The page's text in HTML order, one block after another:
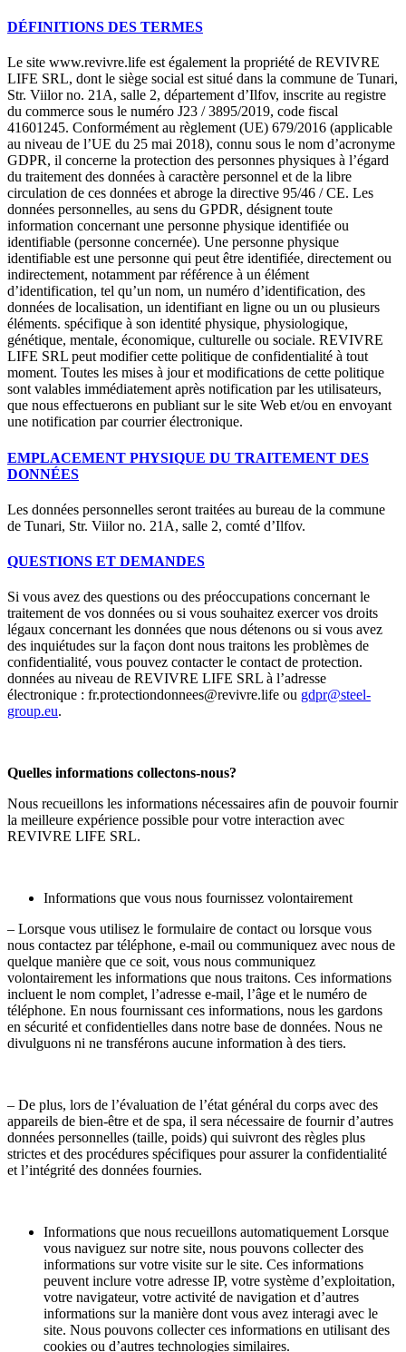
DÉFINITIONS DES TERMES
Le site www.revivre.life est également la propriété de REVIVRE
LIFE SRL, dont le siège social est situé dans la commune de Tunari,
Str. Viilor no. 21A, salle 2, département d’Ilfov, inscrite au registre
du commerce sous le numéro J23 / 3895/2019, code fiscal
41601245. Conformément au règlement (UE) 679/2016 (applicable
au niveau de l’UE du 25 mai 2018), connu sous le nom d’acronyme
GDPR, il concerne la protection des personnes physiques à l’égard
du traitement des données à caractère personnel et de la libre
circulation de ces données et abroge la directive 95/46 / CE. Les
données personnelles, au sens du GPDR, désignent toute
information concernant une personne physique identifiée ou
identifiable (personne concernée). Une personne physique
identifiable est une personne qui peut être identifiée, directement ou
indirectement, notamment par référence à un élément
d’identification, tel qu’un nom, un numéro d’identification, des
données de localisation, un identifiant en ligne ou un ou plusieurs
éléments. spécifique à son identité physique, physiologique,
génétique, mentale, économique, culturelle ou sociale. REVIVRE
LIFE SRL peut modifier cette politique de confidentialité à tout
moment. Toutes les mises à jour et modifications de cette politique
sont valables immédiatement après notification par les utilisateurs,
que nous effectuerons en publiant sur le site Web et/ou en envoyant
une notification par courrier électronique.
EMPLACEMENT PHYSIQUE DU TRAITEMENT DES
DONNÉES
Les données personnelles seront traitées au bureau de la commune
de Tunari, Str. Viilor no. 21A, salle 2, comté d’Ilfov.
QUESTIONS ET DEMANDES
Si vous avez des questions ou des préoccupations concernant le
traitement de vos données ou si vous souhaitez exercer vos droits
légaux concernant les données que nous détenons ou si vous avez
des inquiétudes sur la façon dont nous traitons les problèmes de
confidentialité, vous pouvez contacter le contact de protection.
données au niveau de REVIVRE LIFE SRL à l’adresse
électronique : fr.protectiondonnees@revivre.life ou gdpr@steel-
group.eu.
Quelles informations collectons-nous?
Nous recueillons les informations nécessaires afin de pouvoir fournir
la meilleure expérience possible pour votre interaction avec
REVIVRE LIFE SRL.
Informations que vous nous fournissez volontairement
– Lorsque vous utilisez le formulaire de contact ou lorsque vous
nous contactez par téléphone, e-mail ou communiquez avec nous de
quelque manière que ce soit, vous nous communiquez
volontairement les informations que nous traitons. Ces informations
incluent le nom complet, l’adresse e-mail, l’âge et le numéro de
téléphone. En nous fournissant ces informations, nous les gardons
en sécurité et confidentielles dans notre base de données. Nous ne
divulguons ni ne transférons aucune information à des tiers.
– De plus, lors de l’évaluation de l’état général du corps avec des
appareils de bien-être et de spa, il sera nécessaire de fournir d’autres
données personnelles (taille, poids) qui suivront des règles plus
strictes et des procédures spécifiques pour assurer la confidentialité
et l’intégrité des données fournies.
Informations que nous recueillons automatiquement Lorsque
vous naviguez sur notre site, nous pouvons collecter des
informations sur votre visite sur le site. Ces informations
peuvent inclure votre adresse IP, votre système d’exploitation,
votre navigateur, votre activité de navigation et d’autres
informations sur la manière dont vous avez interagi avec le
site. Nous pouvons collecter ces informations en utilisant des
cookies ou d’autres technologies similaires.